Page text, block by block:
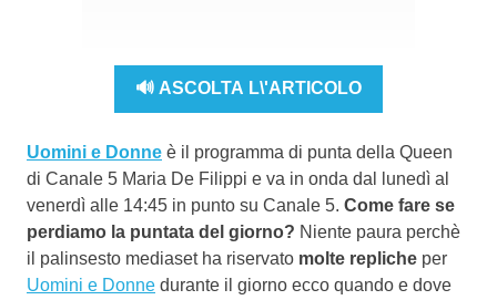
🔊 ASCOLTA L\'ARTICOLO
Uomini e Donne è il programma di punta della Queen
di Canale 5 Maria De Filippi e va in onda dal lunedì al
venerdì alle 14:45 in punto su Canale 5. Come fare se
perdiamo la puntata del giorno? Niente paura perchè
il palinsesto mediaset ha riservato molte repliche per
Uomini e Donne durante il giorno ecco quando e dove